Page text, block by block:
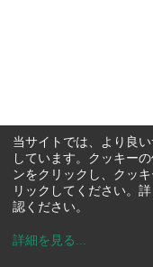
当サイトでは、より良
しています。クッキー
ンをクリックし、クッ
リックしてください。
認ください。
詳細を見る ...